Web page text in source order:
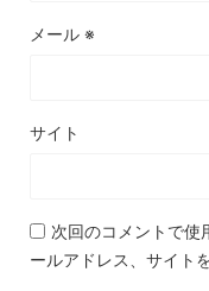
メール ※
サイト
次回のコメントで使
ールアドレス、サイト